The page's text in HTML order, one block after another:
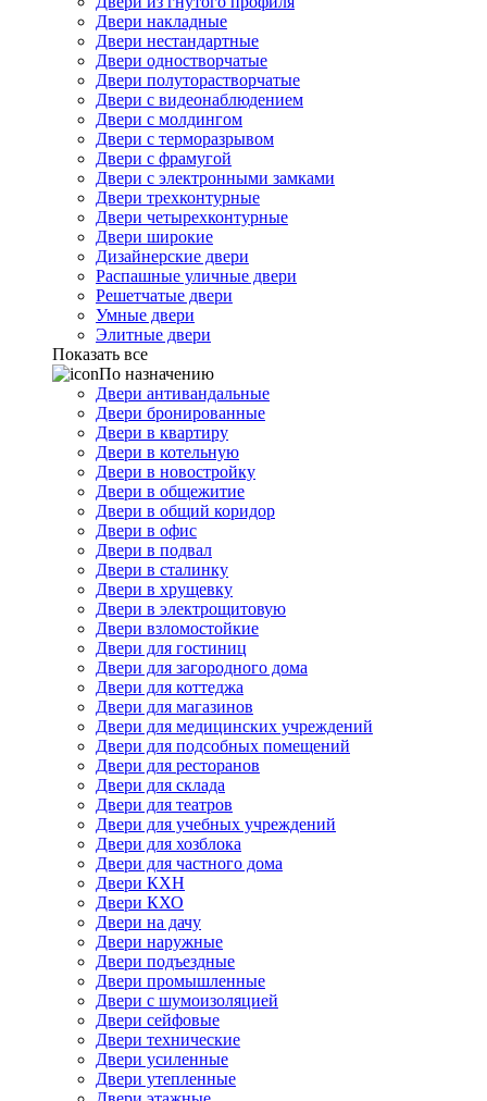
Двери накладные
Двери нестандартные
Двери одностворчатые
Двери полуторастворчатые
Двери с видеонаблюдением
Двери с молдингом
Двери с терморазрывом
Двери с фрамугой
Двери с электронными замками
Двери трехконтурные
Двери четырехконтурные
Двери широкие
Дизайнерские двери
Распашные уличные двери
Решетчатые двери
Умные двери
Элитные двери
Показать все
По назначению
Двери антивандальные
Двери бронированные
Двери в квартиру
Двери в котельную
Двери в новостройку
Двери в общежитие
Двери в общий коридор
Двери в офис
Двери в подвал
Двери в сталинку
Двери в хрущевку
Двери в электрощитовую
Двери взломостойкие
Двери для гостиниц
Двери для загородного дома
Двери для коттеджа
Двери для магазинов
Двери для медицинских учреждений
Двери для подсобных помещений
Двери для ресторанов
Двери для склада
Двери для театров
Двери для учебных учреждений
Двери для хозблока
Двери для частного дома
Двери КХН
Двери КХО
Двери на дачу
Двери наружные
Двери подъездные
Двери промышленные
Двери с шумоизоляцией
Двери сейфовые
Двери технические
Двери усиленные
Двери утепленные